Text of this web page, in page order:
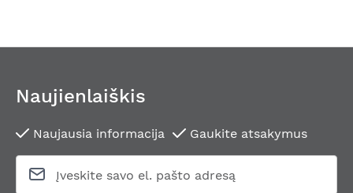
Naujienlaiškis
Naujausia informacija Gaukite atsakymus